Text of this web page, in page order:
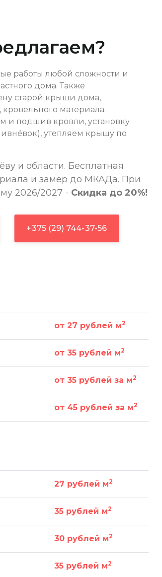
работы любой сложности и
дома. Также
старой крыши дома,
материала.
и подшив кровли, установку
утепляем крышу по
и области. Бесплатная
и замер до МКАДа. При
2026/2027 - Скидка до 20%!
+375 (29) 744-37-56
от 27 рублей м2
от 35 рублей м2
от 35 рублей за м2
от 45 рублей за м2
27 рублей м2
35 рублей м2
30 рублей м2
35 рублей м2